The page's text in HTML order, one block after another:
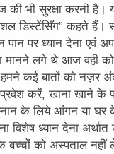
की भी सुरक्षा करनी
डिस्टेंसिँग” कहते
पान पर ध्यान देना एवं
मानने लगे थे आज वही
कई बातों को नज़र
करें, खाना खाने के
के लिये आंगन या घर
विशेष ध्यान देना
के बच्चों को अस्पताल